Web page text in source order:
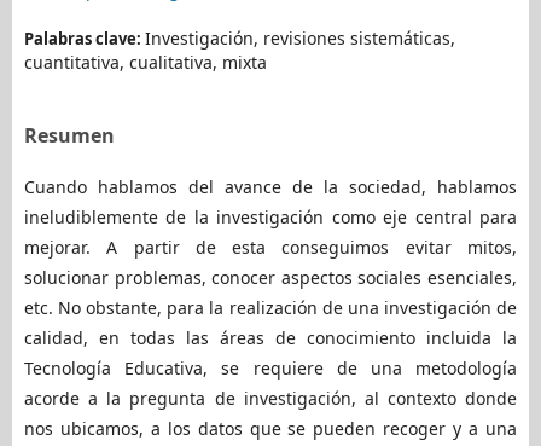
Palabras clave: Investigación, revisiones sistemáticas,
cuantitativa, cualitativa, mixta
Resumen
Cuando hablamos del avance de la sociedad, hablamos
ineludiblemente de la investigación como eje central para
mejorar. A partir de esta conseguimos evitar mitos,
solucionar problemas, conocer aspectos sociales esenciales,
etc. No obstante, para la realización de una investigación de
calidad, en todas las áreas de conocimiento incluida la
Tecnología Educativa, se requiere de una metodología
acorde a la pregunta de investigación, al contexto donde
nos ubicamos, a los datos que se pueden recoger y a una